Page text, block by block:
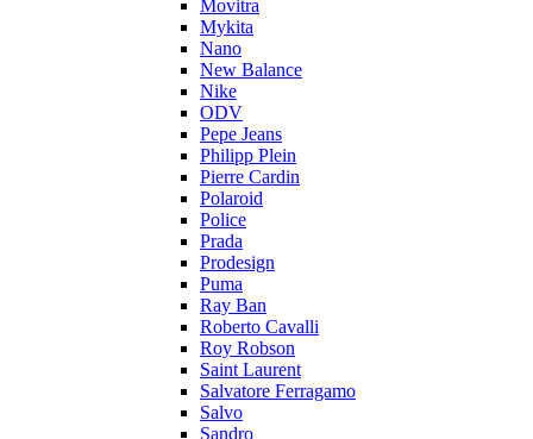
Movitra
Mykita
Nano
New Balance
Nike
ODV
Pepe Jeans
Philipp Plein
Pierre Cardin
Polaroid
Police
Prada
Prodesign
Puma
Ray Ban
Roberto Cavalli
Roy Robson
Saint Laurent
Salvatore Ferragamo
Salvo
Sandro